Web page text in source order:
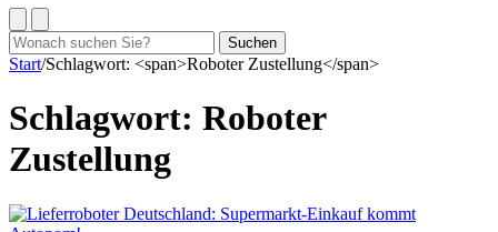
Suchen
nach:
Suchen
Start/Schlagwort: <span>Roboter Zustellung</span>
Schlagwort: Roboter
Zustellung